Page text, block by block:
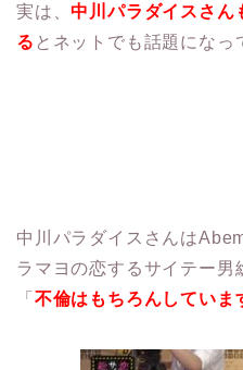
実は、中川パラダイスさん
る とネットでも話題になっ
中川パラダイスさんは
ラマヨの恋するサイテー男
「 不倫はもちろんしていま